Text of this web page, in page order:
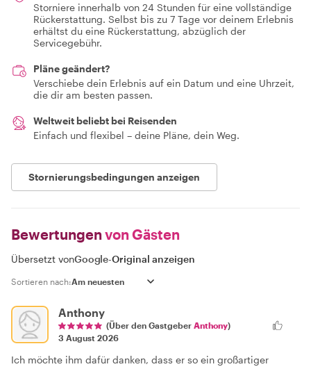
Storniere innerhalb von 24 Stunden für eine vollständige
Rückerstattung. Selbst bis zu 7 Tage vor deinem Erlebnis
erhältst du eine Rückerstattung, abzüglich der
Servicegebühr.
Pläne geändert?
Verschiebe dein Erlebnis auf ein Datum und eine Uhrzeit,
die dir am besten passen.
Weltweit beliebt bei Reisenden
Einfach und flexibel – deine Pläne, dein Weg.
Stornierungsbedingungen anzeigen
Bewertungen von Gästen
Übersetzt vonGoogle-Original anzeigen
Sortieren nach:
Anthony
(Über den Gastgeber Anthony)
3 August 2026
Ich möchte ihm dafür danken, dass er so ein großartiger